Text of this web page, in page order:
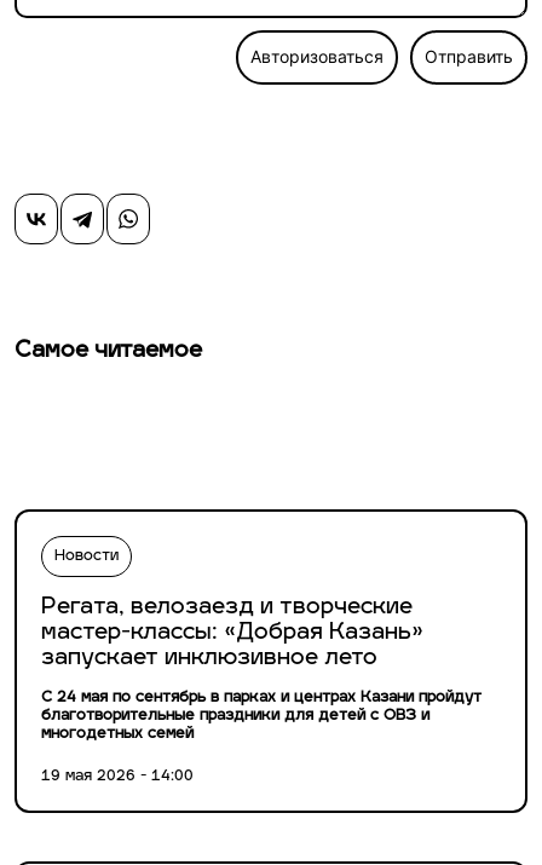
Авторизоваться Отправить
Самое читаемое
Новости
Регата, велозаезд и творческие
мастер-классы: «Добрая Казань»
запускает инклюзивное лето
С 24 мая по сентябрь в парках и центрах Казани пройдут
благотворительные праздники для детей с ОВЗ и
многодетных семей
19 мая 2026 - 14:00